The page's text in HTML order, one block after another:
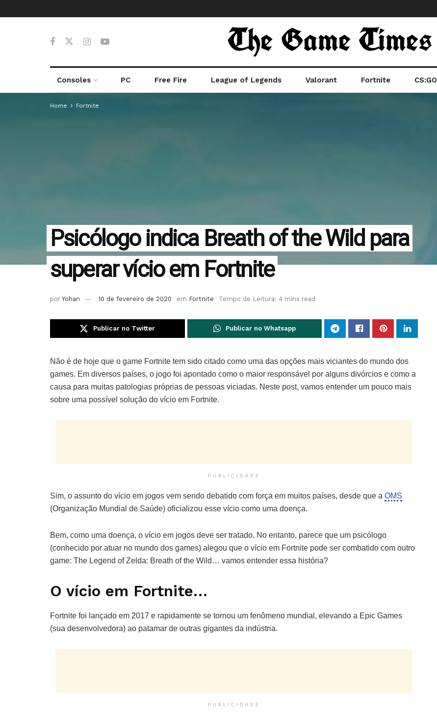
Consoles PC Free Fire League of Legends Valorant Fortnite CS:GO
Home Fortnite
Psicólogo indica Breath of the Wild para
superar vício em Fortnite
por Yohan 10 de fevereiro de 2020 em Fortnite Tempo de Leitura: 4 mins read
Publicar no Twitter Publicar no Whatsapp
Não é de hoje que o game Fortnite tem sido citado como uma das opções mais viciantes do mundo dos
games. Em diversos países, o jogo foi apontado como o maior responsável por alguns divórcios e como a
causa para muitas patologias próprias de pessoas viciadas. Neste post, vamos entender um pouco mais
sobre uma possível solução do vício em Fortnite.
PUBLICIDADE
Sim, o assunto do vício em jogos vem sendo debatido com força em muitos países, desde que a OMS
(Organização Mundial de Saúde) oficializou esse vício como uma doença.
Bem, como uma doença, o vício em jogos deve ser tratado. No entanto, parece que um psicólogo
(conhecido por atuar no mundo dos games) alegou que o vício em Fortnite pode ser combatido com outro
game: The Legend of Zelda: Breath of the Wild… vamos entender essa história?
O vício em Fortnite…
Fortnite foi lançado em 2017 e rapidamente se tornou um fenômeno mundial, elevando a Epic Games
(sua desenvolvedora) ao patamar de outras gigantes da indústria.
PUBLICIDADE